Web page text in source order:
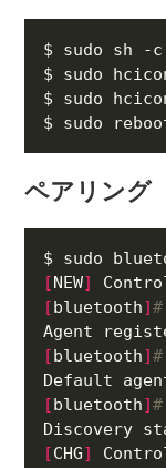
$ sudo sh -c
ペアリング
[NEW]
[bluetooth]
[bluetooth]
[bluetooth]
[CHG]